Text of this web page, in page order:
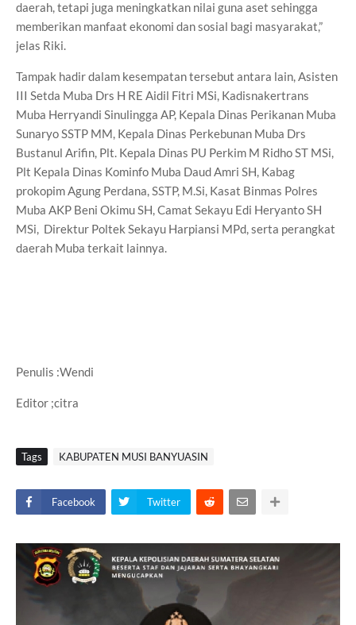
daerah, tetapi juga meningkatkan nilai guna aset sehingga
memberikan manfaat ekonomi dan sosial bagi masyarakat,”
jelas Riki.
Tampak hadir dalam kesempatan tersebut antara lain, Asisten
III Setda Muba Drs H RE Aidil Fitri MSi, Kadisnakertrans
Muba Herryandi Sinulingga AP, Kepala Dinas Perikanan Muba
Sunaryo SSTP MM, Kepala Dinas Perkebunan Muba Drs
Bustanul Arifin, Plt. Kepala Dinas PU Perkim M Ridho ST MSi,
Plt Kepala Dinas Kominfo Muba Daud Amri SH, Kabag
prokopim Agung Perdana, SSTP, M.Si, Kasat Binmas Polres
Muba AKP Beni Okimu SH, Camat Sekayu Edi Heryanto SH
MSi, Direktur Poltek Sekayu Harpiansi MPd, serta perangkat
daerah Muba terkait lainnya.
Penulis :Wendi
Editor ;citra
Tags KABUPATEN MUSI BANYUASIN
Facebook Twitter